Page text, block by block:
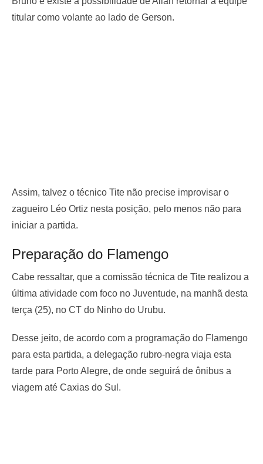
titular como volante ao lado de Gerson.
Assim, talvez o técnico Tite não precise improvisar o
zagueiro Léo Ortiz nesta posição, pelo menos não para
iniciar a partida.
Preparação do Flamengo
Cabe ressaltar, que a comissão técnica de Tite realizou a
última atividade com foco no Juventude, na manhã desta
terça (25), no CT do Ninho do Urubu.
Desse jeito, de acordo com a programação do Flamengo
para esta partida, a delegação rubro-negra viaja esta
tarde para Porto Alegre, de onde seguirá de ônibus a
viagem até Caxias do Sul.